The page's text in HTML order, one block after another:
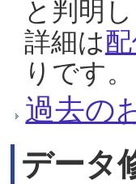
と判明
詳細は
りです
過去の
データ